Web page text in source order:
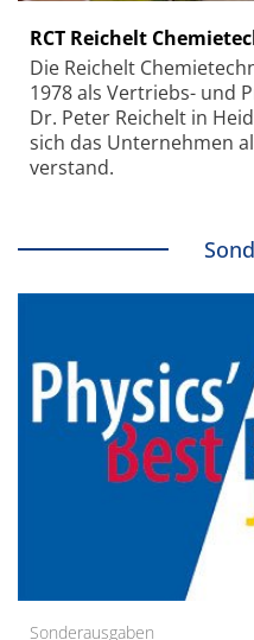
RCT Reichelt
Die Reichelt
1978 als Vertriebs- und
Dr. Peter Reichelt in
sich das Unternehmen
verstand.
Sonderausgaben